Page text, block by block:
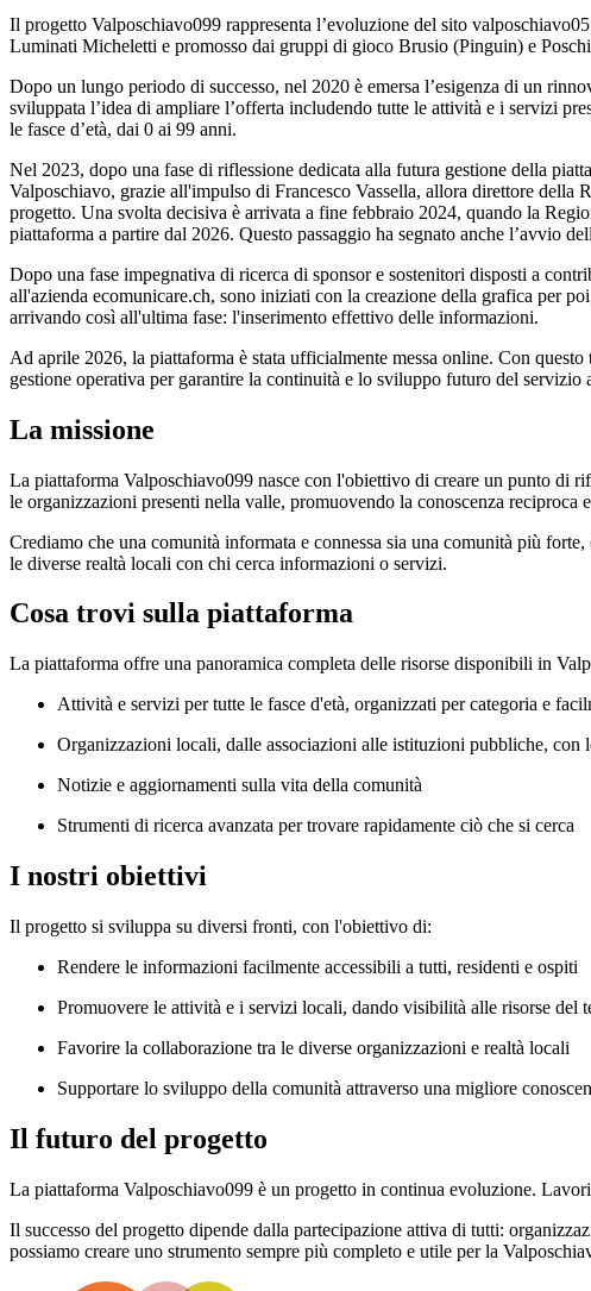
Il progetto Valposchiavo099 rappresenta l’evoluzione del sito
Luminati Micheletti e promosso dai gruppi di gioco Brusio (Pinguin) e
Dopo un lungo periodo di successo, nel 2020 è emersa l’esigenza di un
sviluppata l’idea di ampliare l’offerta includendo tutte le attività e i servizi
le fasce d’età, dai 0 ai 99 anni.
Nel 2023, dopo una fase di riflessione dedicata alla futura gestione della
Valposchiavo, grazie all'impulso di Francesco Vassella, allora direttore
progetto. Una svolta decisiva è arrivata a fine febbraio 2024, quando la
piattaforma a partire dal 2026. Questo passaggio ha segnato anche l’avvio
Dopo una fase impegnativa di ricerca di sponsor e sostenitori disposti a
all'azienda ecomunicare.ch, sono iniziati con la creazione della grafica per
arrivando così all'ultima fase: l'inserimento effettivo delle informazioni.
Ad aprile 2026, la piattaforma è stata ufficialmente messa online. Con
gestione operativa per garantire la continuità e lo sviluppo futuro del servizio
La missione
La piattaforma Valposchiavo099 nasce con l'obiettivo di creare un punto di
le organizzazioni presenti nella valle, promuovendo la conoscenza reciproca
Crediamo che una comunità informata e connessa sia una comunità più
le diverse realtà locali con chi cerca informazioni o servizi.
Cosa trovi sulla piattaforma
La piattaforma offre una panoramica completa delle risorse disponibili in
Attività e servizi per tutte le fasce d'età, organizzati per categoria e
Organizzazioni locali, dalle associazioni alle istituzioni pubbliche, con
Notizie e aggiornamenti sulla vita della comunità
Strumenti di ricerca avanzata per trovare rapidamente ciò che si cerca
I nostri obiettivi
Il progetto si sviluppa su diversi fronti, con l'obiettivo di:
Rendere le informazioni facilmente accessibili a tutti, residenti e ospiti
Promuovere le attività e i servizi locali, dando visibilità alle risorse del
Favorire la collaborazione tra le diverse organizzazioni e realtà locali
Supportare lo sviluppo della comunità attraverso una migliore
Il futuro del progetto
La piattaforma Valposchiavo099 è un progetto in continua evoluzione.
Il successo del progetto dipende dalla partecipazione attiva di tutti:
possiamo creare uno strumento sempre più completo e utile per la